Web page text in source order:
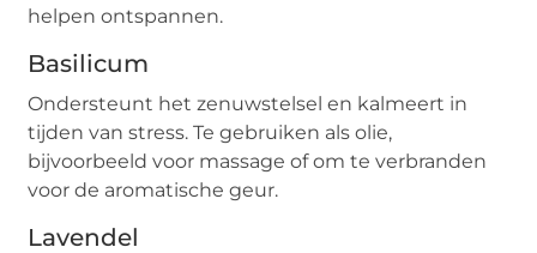
helpen ontspannen.
Basilicum
Ondersteunt het zenuwstelsel en kalmeert in
tijden van stress. Te gebruiken als olie,
bijvoorbeeld voor massage of om te verbranden
voor de aromatische geur.
Lavendel